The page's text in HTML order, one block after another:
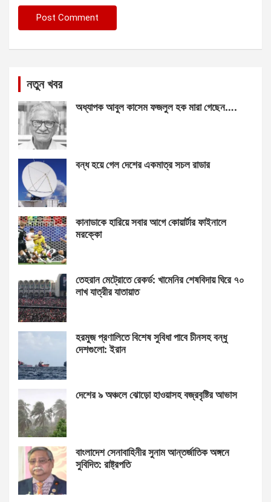
নতুন খবর
অধ্যাপক আবুল কাসেম ফজলুল হক মারা গেছেন….
বন্ধ হয়ে গেল দেশের একমাত্র সচল রাডার
কানাডাকে হারিয়ে সবার আগে কোয়ার্টার ফাইনালে
মরক্কো
তেহরান মেট্রোতে রেকর্ড: খামেনির শেষবিদায় ঘিরে ৭০
লাখ যাত্রীর যাতায়াত
হরমুজ প্রণালিতে বিশেষ সুবিধা পাবে চীনসহ বন্ধু
দেশগুলো: ইরান
দেশের ৯ অঞ্চলে ঝোড়ো হাওয়াসহ বজ্রবৃষ্টির আভাস
বাংলাদেশ সেনাবাহিনীর সুনাম আন্তর্জাতিক অঙ্গনে
সুবিদিত: রাষ্ট্রপতি